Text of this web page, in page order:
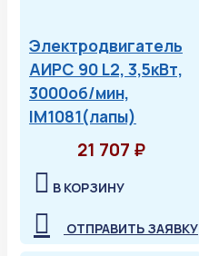
Электродвигатель
АИРС 90 L2, 3,5кВт,
3000об/мин,
IM1081(лапы)
21 707 ₽
В КОРЗИНУ
ОТПРАВИТЬ ЗАЯВКУ